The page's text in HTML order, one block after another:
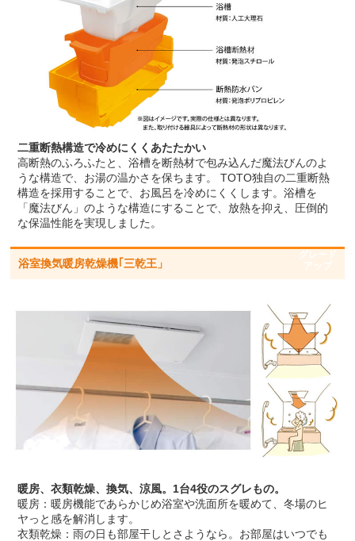
二重断熱構造で冷めにくくあたたかい
高断熱のふろふたと、浴槽を断熱材で包み込んだ魔法びんのよ
うな構造で、お湯の温かさを保ちます。 TOTO独自の二重断熱
構造を採用することで、お風呂を冷めにくくします。浴槽を
「魔法びん」のような構造にすることで、放熱を抑え、圧倒的
な保温性能を実現しました。
浴室換気暖房乾燥機｢三乾王」
グレード
アップ
暖房、衣類乾燥、換気、涼風。1台4役のスグレもの。
暖房：暖房機能であらかじめ浴室や洗面所を暖めて、冬場のヒ
ヤっと感を解消します。
衣類乾燥：雨の日も部屋干しとさようなら。お部屋はいつでも